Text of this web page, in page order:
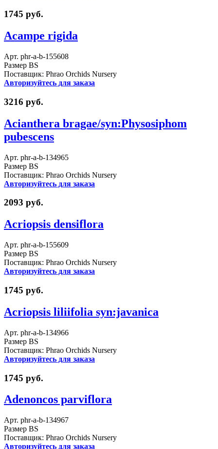
1745 руб.
Acampe rigida
Арт. phr-a-b-155608
Размер BS
Поставщик: Phrao Orchids Nursery
Авторизуйтесь для заказа
3216 руб.
Acianthera bragae/syn:Physosiphom
pubescens
Арт. phr-a-b-134965
Размер BS
Поставщик: Phrao Orchids Nursery
Авторизуйтесь для заказа
2093 руб.
Acriopsis densiflora
Арт. phr-a-b-155609
Размер BS
Поставщик: Phrao Orchids Nursery
Авторизуйтесь для заказа
1745 руб.
Acriopsis liliifolia syn:javanica
Арт. phr-a-b-134966
Размер BS
Поставщик: Phrao Orchids Nursery
Авторизуйтесь для заказа
1745 руб.
Adenoncos parviflora
Арт. phr-a-b-134967
Размер BS
Поставщик: Phrao Orchids Nursery
Авторизуйтесь для заказа